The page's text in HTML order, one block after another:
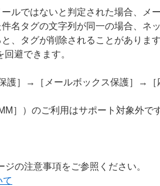
ルではないと判定された場合、メ
名タグの文字列が同一の場合、ネ
、タグが削除されることがありま
避できます。
］→［メールボックス保護］→［
］）のご利用はサポート対象外で
の注意事項をご参照ください。
て